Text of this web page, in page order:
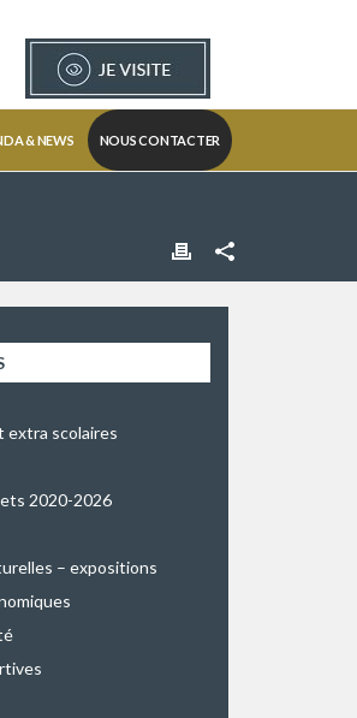
& NEWS NOUS CONTACTER
extra scolaires
2020-2026
– expositions